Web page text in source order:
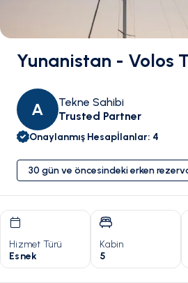
Yunanistan - Volos
A
Tekne Sahibi
Trusted Partner
Onaylanmış Hesapİlanlar: 4
30 gün ve öncesindeki erken
Hizmet Türü
Esnek
Kabin
5